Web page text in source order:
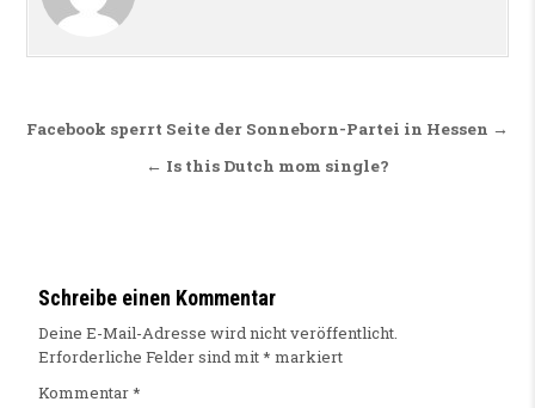
Beitragsnavigation
Facebook sperrt Seite der Sonneborn-Partei in Hessen →
← Is this Dutch mom single?
Schreibe einen Kommentar
Deine E-Mail-Adresse wird nicht veröffentlicht.
Erforderliche Felder sind mit* markiert
Kommentar*